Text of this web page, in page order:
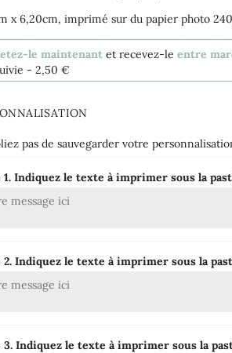
x 6,20cm, imprimé sur du papier photo
le maintenant et recevez-leentre
- 2,50 €
pas de sauvegarder votre
1. Indiquez le texte à imprimer sous la
2. Indiquez le texte à imprimer sous la
3. Indiquez le texte à imprimer sous la